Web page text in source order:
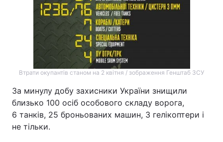
Втрати окупантів станом на 2 квітня / зображення Генштаб ЗСУ
За минулу добу захисники України знищили
близько 100 осіб особового складу ворога,
6 танків, 25 броньованих машин, 3 гелікоптери і
не тільки.